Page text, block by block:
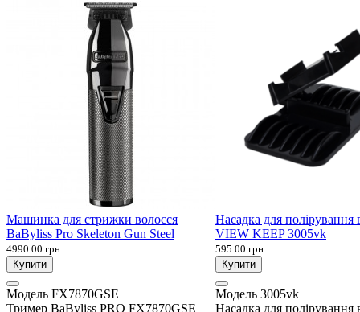
Машинка для стрижки волосся
BaByliss Pro Skeleton Gun Steel
4990.00 грн.
Купити
Модель FX7870GSE
Тример BaByliss PRO FX7870GSE
Насадка для полірування
VIEW KEEP 3005vk
595.00 грн.
Купити
Модель 3005vk
Насадка для полірування